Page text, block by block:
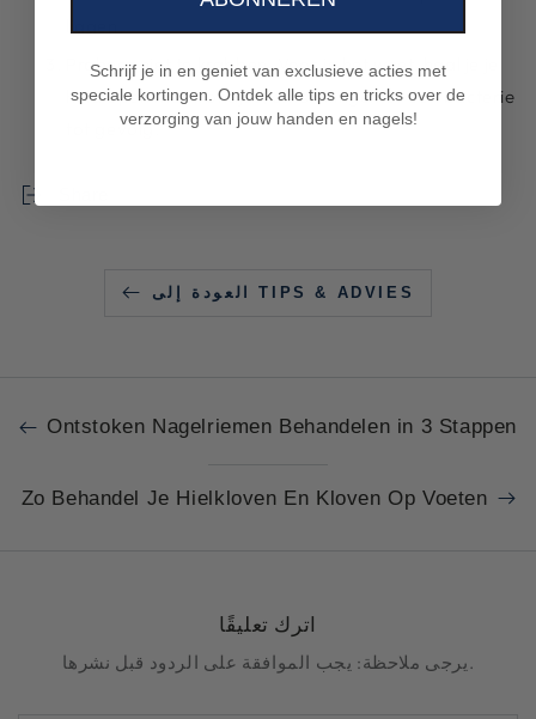
Probeer niet te krabben. Voor je het weet, haal je je
huid open met wondjes, ontstekingen of een bacterie
tot gevolg.
العودة إلى TIPS & ADVIES
Ontstoken Nagelriemen Behandelen in 3 Stappen
Zo Behandel Je Hielkloven En Kloven Op Voeten
اترك تعليقًا
يرجى ملاحظة: يجب الموافقة على الردود قبل نشرها.
Schrijf je in en geniet van exclusieve acties met
speciale kortingen. Ontdek alle tips en tricks over de
verzorging van jouw handen en nagels!